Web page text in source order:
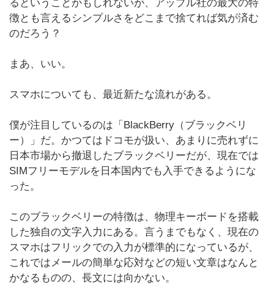
るということかもしれないが、アップル社の最大の特
徴とも言えるシンプルさをどこまで捨てれば気が済む
のだろう？
まあ、いい。
スマホについても、最近新たな流れがある。
僕が注目しているのは「BlackBerry（ブラックベリ
ー）」だ。かつてはドコモが扱い、あまりに売れずに
日本市場から撤退したブラックベリーだが、現在では
SIMフリーモデルを日本国内でも入手できるようにな
った。
このブラックベリーの特徴は、物理キーボードを搭載
した独自の文字入力にある。言うまでもなく、現在の
スマホはフリックでの入力が標準的になっているが、
これではメールの簡単な応対などの短い文章はなんと
かなるものの、長文には向かない。